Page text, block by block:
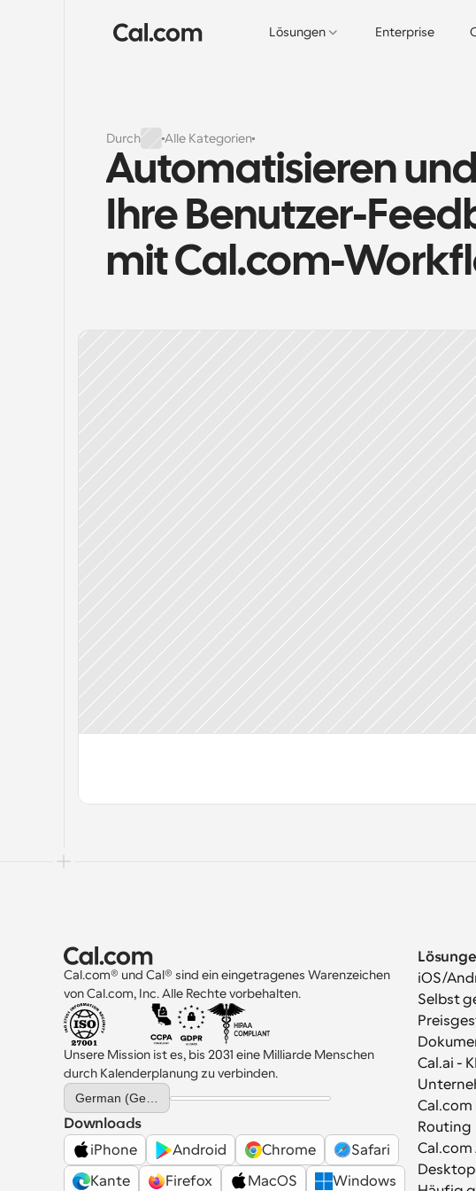
Lösungen Enterprise
Durch Alle Kategorien
Automatisieren
Ihre Benutzer-
mit Cal.com-
Cal.com® und Cal® sind ein eingetragenes Warenzeichen
von Cal.com, Inc. Alle Rechte vorbehalten.
Unsere Mission ist es, bis 2031 eine Milliarde Menschen
durch Kalenderplanung zu verbinden.
Select Language
Downloads
iPhone
Android Chrome
Safari
Kante
Firefox MacOS Windows
iOS/
Selbst
Cal.ai -
Routing